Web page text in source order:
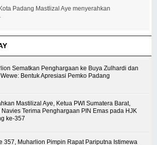
Padang Mastlizal Aye menyerahkan
Sematkan Penghargaan ke Buya Zulhardi dan
Bentuk Apresiasi Pemko Padang
Mastilizal Aye, Ketua PWI Sumatera Barat,
Navies Terima Penghargaan PIN Emas pada HJK
ke-357
357, Muharlion Pimpin Rapat Pariputna Istimewa